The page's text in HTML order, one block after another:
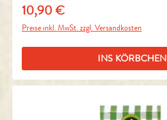
Regulärer Preis:
10,90 €
Preise inkl. MwSt. zzgl. Versandkosten
INS KÖRBCHEN